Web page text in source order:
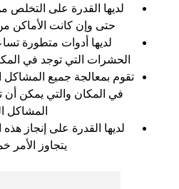
لديها القدرة على
حتى وإن كانت الأماكن
لديها أدوات متطورة
الحشرات التي توجد في
تقوم بمعالجة جميع
في المكان والتي يمكن
المشاكل
لديها القدرة على إنجاز
يتجاوز